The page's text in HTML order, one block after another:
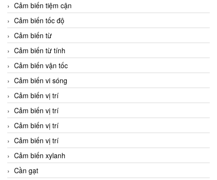
Cảm biến tiệm cận
Cảm biến tốc độ
Cảm biến từ
Cảm biến từ tính
Cảm biến vận tốc
Cảm biến vi sóng
Cảm biến vị trí
Cảm biến vị trí
Cảm biến vị trí
Cảm biến vị trí
Cảm biến xylanh
Cần gạt